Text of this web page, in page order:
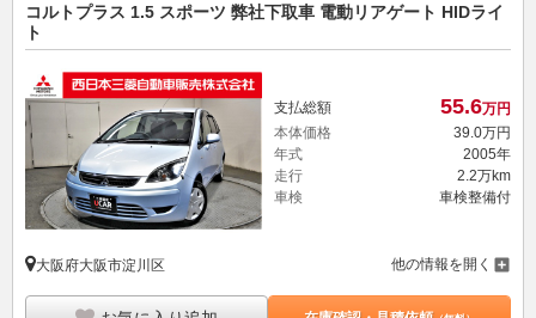
コルトプラス 1.5 スポーツ 弊社下取車 電動リアゲート HIDライ
ト
支払総額 55.6万円
本体価格
39. 0万円
年式
2005年
走行
2.2万km
車検
車検整備付
大阪府大阪市淀川区 他の情報を開く